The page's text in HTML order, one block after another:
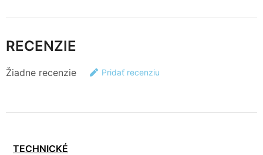
RECENZIE
Žiadne recenzie Pridať recenziu
TECHNICKÉ